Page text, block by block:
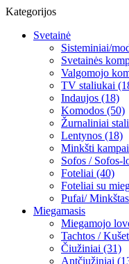
Kategorijos
Svetainė
Sisteminiai/
Svetainės
Valgomojo
TV staliukai
Indaujos (18)
Komodos (50)
Žurnaliniai
Lentynos (18)
Minkšti
Sofos / Sofos-
Foteliai (40)
Foteliai su
Pufai/
Miegamasis
Miegamojo
Tachtos /
Čiužiniai (31)
Antčiužiniai